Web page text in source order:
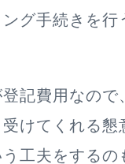
グ手続きを
記費用なので
けてくれる懇
工夫をする